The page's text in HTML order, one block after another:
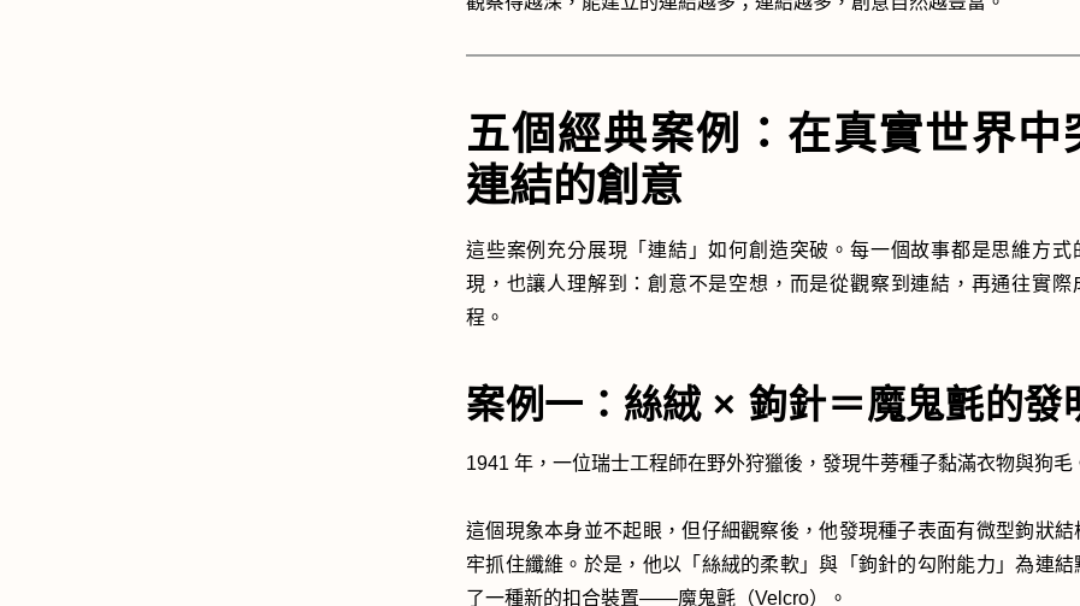
五個經典案例：在真實世界中
連結的創意
這些案例充分展現「連結」如何創造突破。每一個故事都是思維方式
現，也讓人理解到：創意不是空想，而是從觀察到連結，再通往實際
程。
案例一：絲絨 × 鉤針＝魔鬼氈的發
1941 年，一位瑞士工程師在野外狩獵後，發現牛蒡種子黏滿衣物與狗毛
這個現象本身並不起眼，但仔細觀察後，他發現種子表面有微型鉤狀結
牢抓住纖維。於是，他以「絲絨的柔軟」與「鉤針的勾附能力」為連結
了一種新的扣合裝置——魔鬼氈（Velcro）。